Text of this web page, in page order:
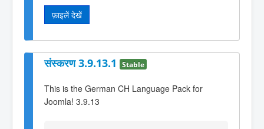
फ़ाइलें देखें
संस्करण 3.9.13.1 Stable
This is the German CH Language Pack for
Joomla! 3.9.13